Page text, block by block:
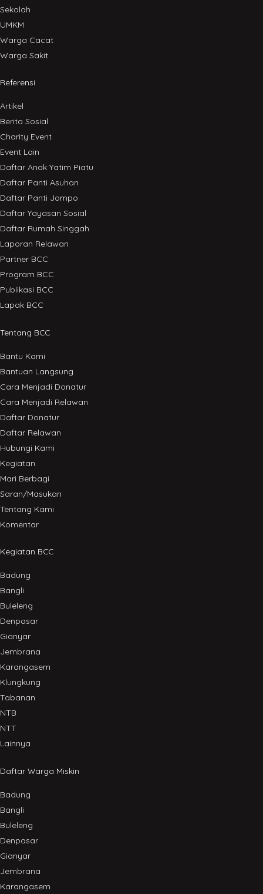
Sekolah
UMKM
Warga Cacat
Warga Sakit
Referensi
Artikel
Berita Sosial
Charity Event
Event Lain
Daftar Anak Yatim Piatu
Daftar Panti Asuhan
Daftar Panti Jompo
Daftar Yayasan Sosial
Daftar Rumah Singgah
Laporan Relawan
Partner BCC
Program BCC
Publikasi BCC
Lapak BCC
Tentang BCC
Bantu Kami
Bantuan Langsung
Cara Menjadi Donatur
Cara Menjadi Relawan
Daftar Donatur
Daftar Relawan
Hubungi Kami
Kegiatan
Mari Berbagi
Saran/Masukan
Tentang Kami
Komentar
Kegiatan BCC
Badung
Bangli
Buleleng
Denpasar
Gianyar
Jembrana
Karangasem
Klungkung
Tabanan
NTB
NTT
Lainnya
Daftar Warga Miskin
Badung
Bangli
Buleleng
Denpasar
Gianyar
Jembrana
Karangasem